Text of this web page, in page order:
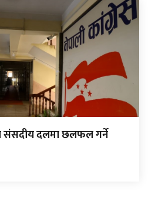
संसदीय दलमा छलफल गर्ने